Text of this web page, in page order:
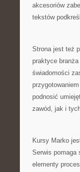
akcesoriów
tekstów
Strona jest też
praktyce
świadomości
podnosić
zawód, jak i
Kursy Marko
Serwis pomaga
elementy